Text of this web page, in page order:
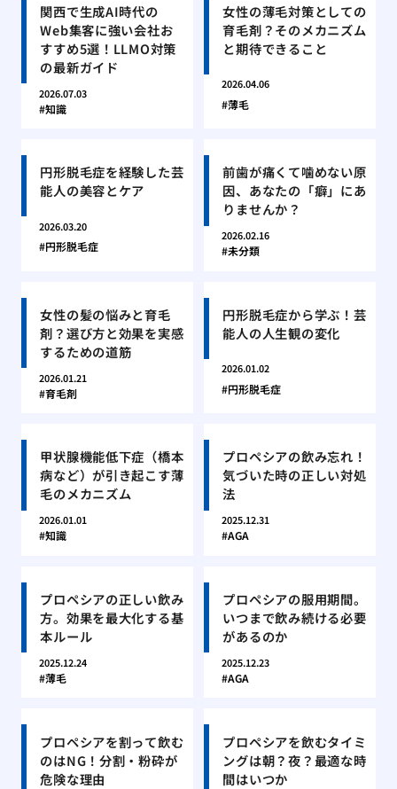
関西で生成AI時代の
Web集客に強い会社お
すすめ5選！LLMO対策
の最新ガイド
2026.07.03
知識
女性の薄毛対策としての
育毛剤？そのメカニズム
と期待できること
2026.04.06
薄毛
円形脱毛症を経験した芸
能人の美容とケア
2026.03.20
円形脱毛症
前歯が痛くて噛めない原
因、あなたの「癖」にあ
りませんか？
2026.02.16
未分類
女性の髪の悩みと育毛
剤？選び方と効果を実感
するための道筋
2026.01.21
育毛剤
円形脱毛症から学ぶ！芸
能人の人生観の変化
2026.01.02
円形脱毛症
甲状腺機能低下症（橋本
病など）が引き起こす薄
毛のメカニズム
2026.01.01
知識
プロペシアの飲み忘れ！
気づいた時の正しい対処
法
2025.12.31
AGA
プロペシアの正しい飲み
方。効果を最大化する基
本ルール
2025.12.24
薄毛
プロペシアの服用期間。
いつまで飲み続ける必要
があるのか
2025.12.23
AGA
プロペシアを割って飲む
のはNG！分割・粉砕が
危険な理由
プロペシアを飲むタイミ
ングは朝？夜？最適な時
間はいつか